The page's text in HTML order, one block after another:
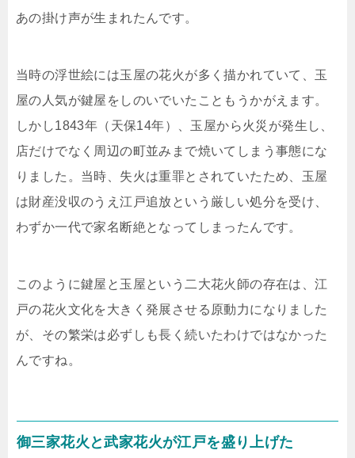
あの掛け声が生まれたんです。
当時の浮世絵には玉屋の花火が多く描かれていて、玉
屋の人気が鍵屋をしのいでいたこともうかがえます。
しかし1843年（天保14年）、玉屋から火災が発生し、
店だけでなく周辺の町並みまで焼いてしまう事態にな
りました。当時、失火は重罪とされていたため、玉屋
は財産没収のうえ江戸追放という厳しい処分を受け、
わずか一代で家名断絶となってしまったんです。
このように鍵屋と玉屋という二大花火師の存在は、江
戸の花火文化を大きく発展させる原動力になりました
が、その繁栄は必ずしも長く続いたわけではなかった
んですね。
御三家花火と武家花火が江戸を盛り上げた